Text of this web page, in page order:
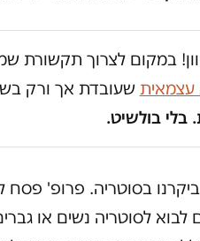
במקום לצרוך תקשורת
עצמאית שעובדת אך ורק
בלי בולשיט.
בסוטריה. פרופ' פסח
לבוא לסוטריה נשים או